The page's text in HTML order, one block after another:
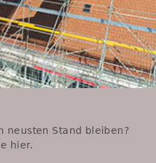
neusten Stand bleiben?
hier.